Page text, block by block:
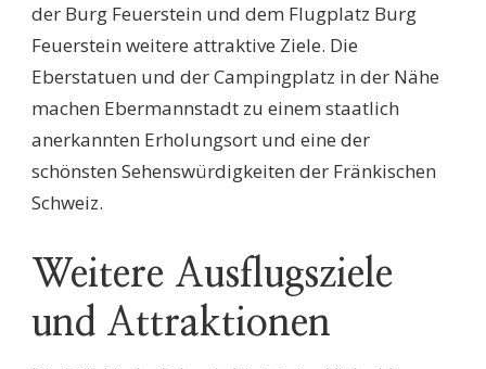
der Burg Feuerstein und dem Flugplatz Burg
Feuerstein weitere attraktive Ziele. Die
Eberstatuen und der Campingplatz in der Nähe
machen Ebermannstadt zu einem staatlich
anerkannten Erholungsort und eine der
schönsten Sehenswürdigkeiten der Fränkischen
Schweiz.
Weitere Ausflugsziele
und Attraktionen